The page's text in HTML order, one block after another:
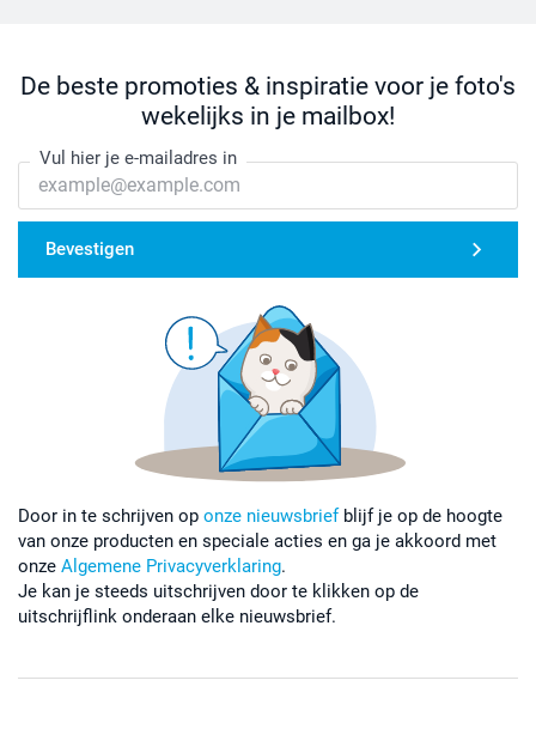
De beste promoties & inspiratie voor je foto's
wekelijks in je mailbox!
Vul hier je e-mailadres in
Bevestigen
Door in te schrijven op onze nieuwsbrief blijf je op de hoogte
van onze producten en speciale acties en ga je akkoord met
onze Algemene Privacyverklaring.
Je kan je steeds uitschrijven door te klikken op de
uitschrijflink onderaan elke nieuwsbrief.